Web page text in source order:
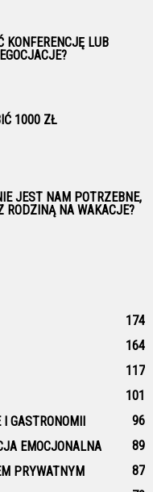
KONFERENCJĘ LUB
1000 ZŁ
JEST NAM POTRZEBNE,
RODZINĄ NA WAKACJE?
174
164
117
101
GASTRONOMII
96
EMOCJONALNA
89
PRYWATNYM
87